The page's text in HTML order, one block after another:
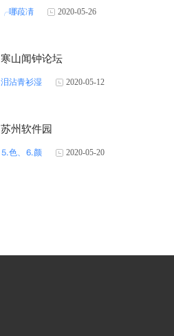
╭哪葮凊 2020-05-26
寒山闻钟论坛
泪沾青衫湿 2020-05-12
苏州软件园
⒌色、⒍颜 2020-05-20